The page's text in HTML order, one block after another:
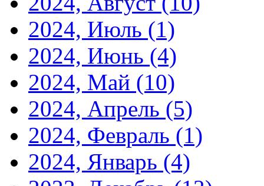
2024, Июль (1)
2024, Июнь (4)
2024, Май (10)
2024, Апрель (5)
2024, Февраль (1)
2024, Январь (4)